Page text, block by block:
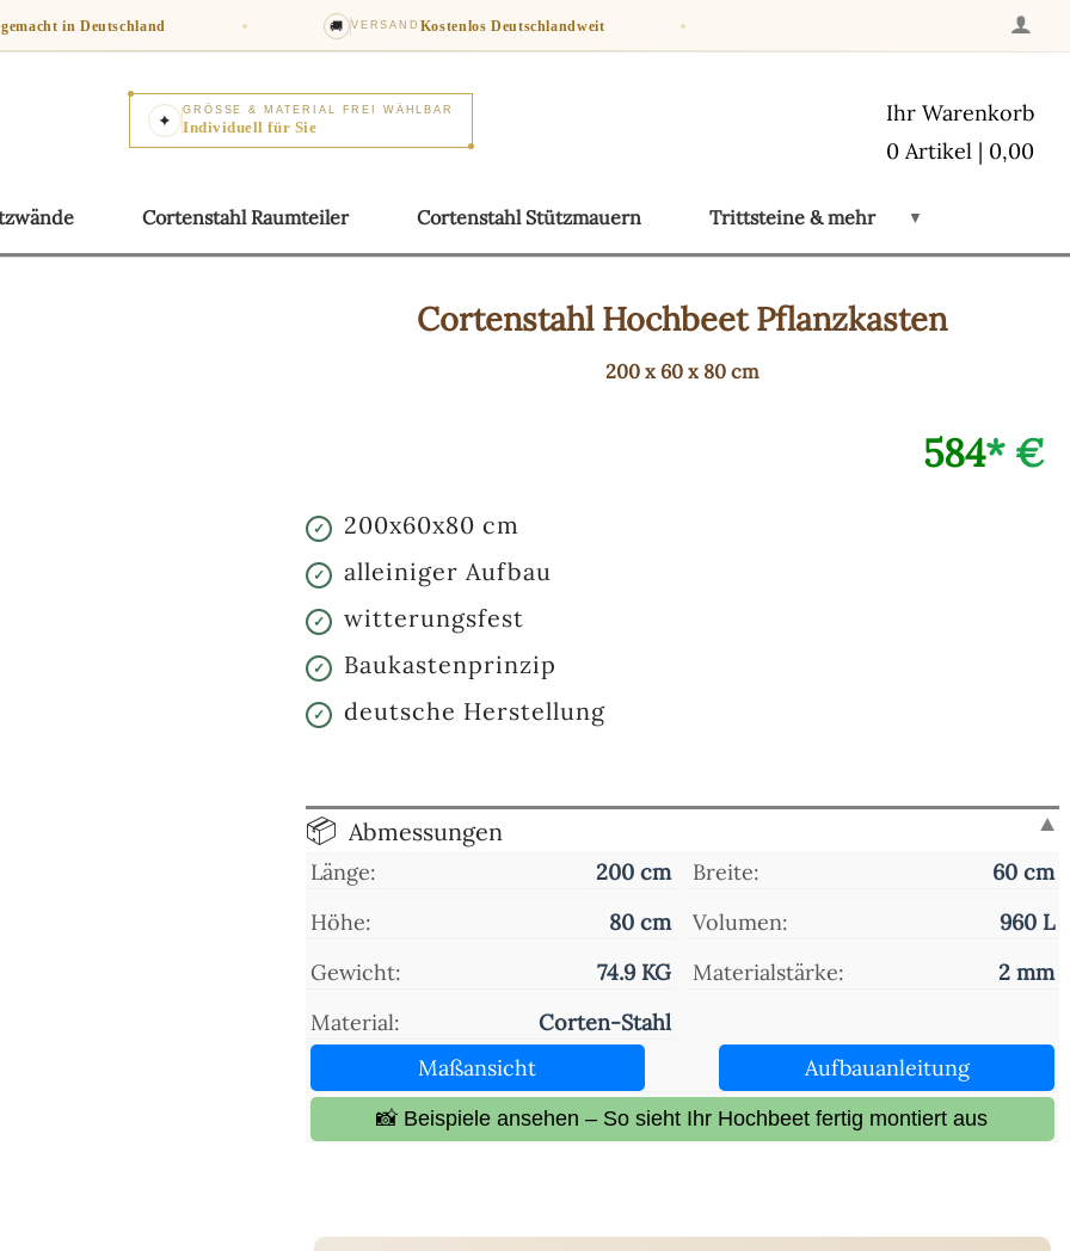
in Deutschland 🚚 VERSAND KostenlosDeutschlandweit
✦ GRÖSSE & MATERIAL FREI WÄHLBAR
Individuell für Sie
Ihr Warenkorb
0 Artikel | 0,00
CortenstahlRaumteiler Cortenstahl Stützmauern Trittsteine & mehr ▼
CortenstahlHochbeet Pflanzkasten
200 x 60 x 80 cm
584* €
200x60x80 cm
alleiniger Aufbau
witterungsfest
Baukastenprinzip
deutsche Herstellung
Abmessungen
Länge: 200 cm Breite:
60 cm
Höhe:
80 cm Volumen:
960 L
Gewicht:
74.9 KG Materialstärke:
2 mm
Material:
Corten-Stahl
Maßansicht
Aufbauanleitung
📸 Beispiele ansehen – So sieht Ihr Hochbeet fertig montiert aus